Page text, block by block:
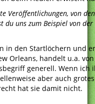
Veröffentlichungen, von
du uns zum Beispiel von
in den Startlöchern und
Orleans, handelt u.a.
generell. Wenn
aber auch
hat sie damit nicht.